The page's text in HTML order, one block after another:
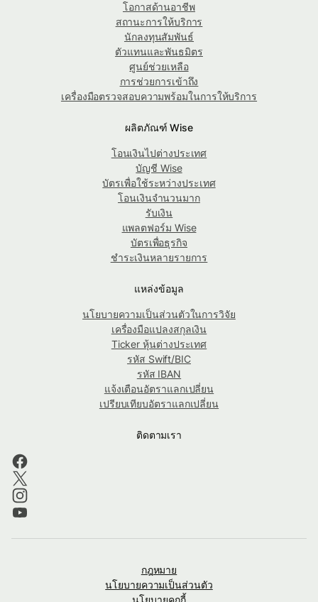
โอกาสด้านอาชีพ
สถานะการให้บริการ
นักลงทุนสัมพันธ์
ตัวแทนและพันธมิตร
ศูนย์ช่วยเหลือ
การช่วยการเข้าถึง
เครื่องมือตรวจสอบความพร้อมในการให้บริการ
ผลิตภัณฑ์ Wise
โอนเงินไปต่างประเทศ
บัญชี Wise
บัตรเพื่อใช้ระหว่างประเทศ
โอนเงินจำนวนมาก
รับเงิน
แพลตฟอร์ม Wise
บัตรเพื่อธุรกิจ
ชำระเงินหลายรายการ
แหล่งข้อมูล
นโยบายความเป็นส่วนตัวในการวิจัย
เครื่องมือแปลงสกุลเงิน
Ticker หุ้นต่างประเทศ
รหัส Swift/BIC
รหัส IBAN
แจ้งเตือนอัตราแลกเปลี่ยน
เปรียบเทียบอัตราแลกเปลี่ยน
ติดตามเรา
กฎหมาย
นโยบายความเป็นส่วนตัว
นโยบายคุกกี้